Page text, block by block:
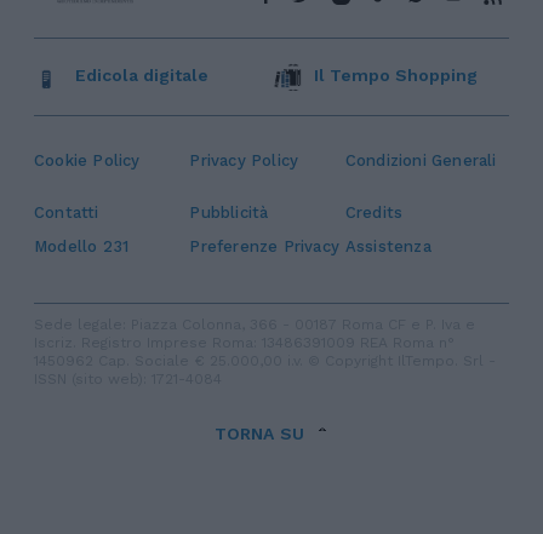
Cookie Policy Privacy Policy Condizioni Generali
Contatti Pubblicità
Credits
Modello 231
Preferenze Privacy Assistenza
Edicola digitale Il Tempo Shopping
TORNA SU